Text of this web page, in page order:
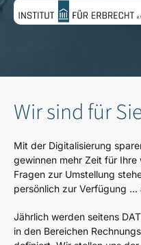
Wir sind für
Mit der Digitalisierung
gewinnen mehr Zeit für
Fragen zur Umstellung
persönlich zur Verfügung …
Jährlich werden seitens
in den Bereichen